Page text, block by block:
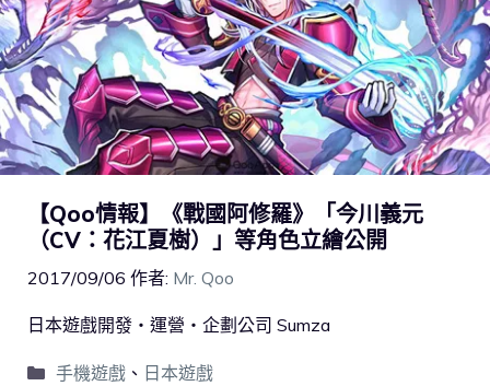
【Qoo情報】《戰國阿修羅》「今川義元
（CV：花江夏樹）」等角色立繪公開
2017/09/06 作者: Mr. Qoo
日本遊戲開發‧運營‧企劃公司 Sumza
手機遊戲、 日本遊戲